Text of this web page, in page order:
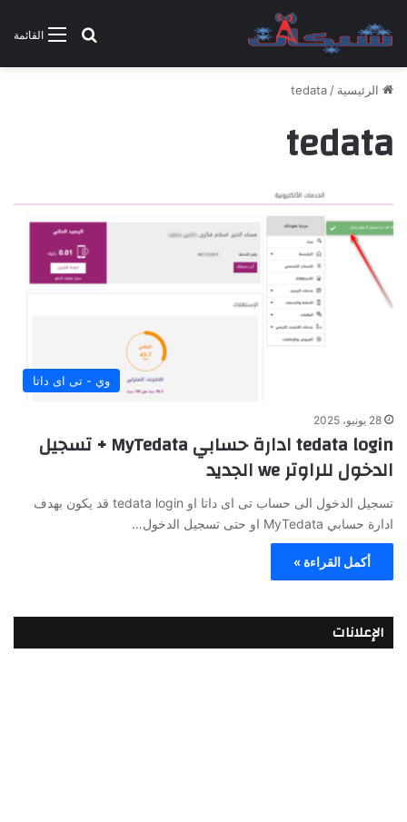
القائمةبحث عن
الرئيسية /
tedata
tedata
وي - تى اى داتا
28 يونيو، 2025
tedata login ادارة حسابي MyTedata + تسجيل
الدخول للراوتر we الجديد
تسجيل الدخول الى حساب تى اى داتا او tedata login قد يكون بهدف
ادارة حسابي MyTedata او حتى تسجيل الدخول…
أكمل القراءة »
الإعلانات